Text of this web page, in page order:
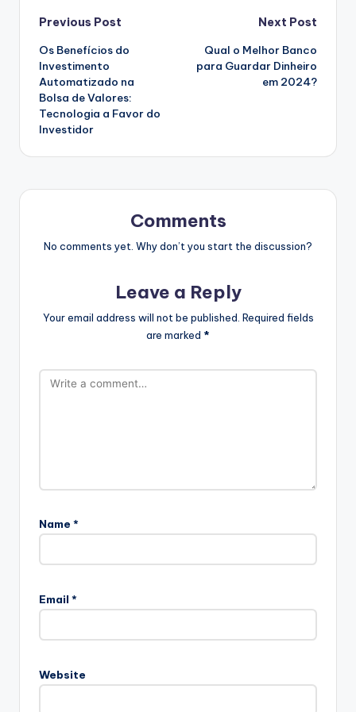
Post
navigation
Previous Post
Os Benefícios do
Investimento
Automatizado na
Bolsa de Valores:
Tecnologia a Favor do
Investidor
Next Post
Qual o Melhor Banco
para Guardar Dinheiro
em 2024?
Comments
No comments yet. Why don’t you start the discussion?
Leave a Reply
Your email address will not be published. Required fields
are marked *
Name *
Email *
Website